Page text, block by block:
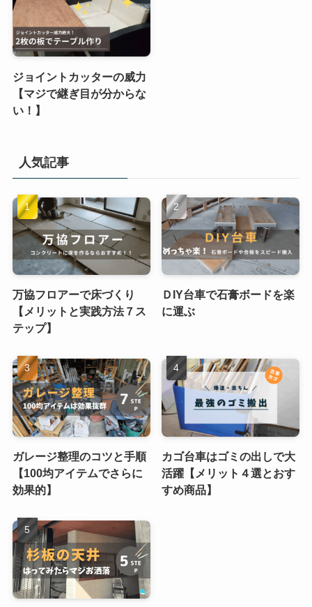
ジョイントカッターの威力
【マジで継ぎ目が分からな
い！】
人気記事
万協フロアーで床づくり
【メリットと実践方法７ス
テップ】
ＤIY台車で石膏ボードを楽
に運ぶ
ガレージ整理のコツと手順
【100均アイテムでさらに
効果的】
カゴ台車はゴミの出しで大
活躍【メリット４選とおす
すめ商品】